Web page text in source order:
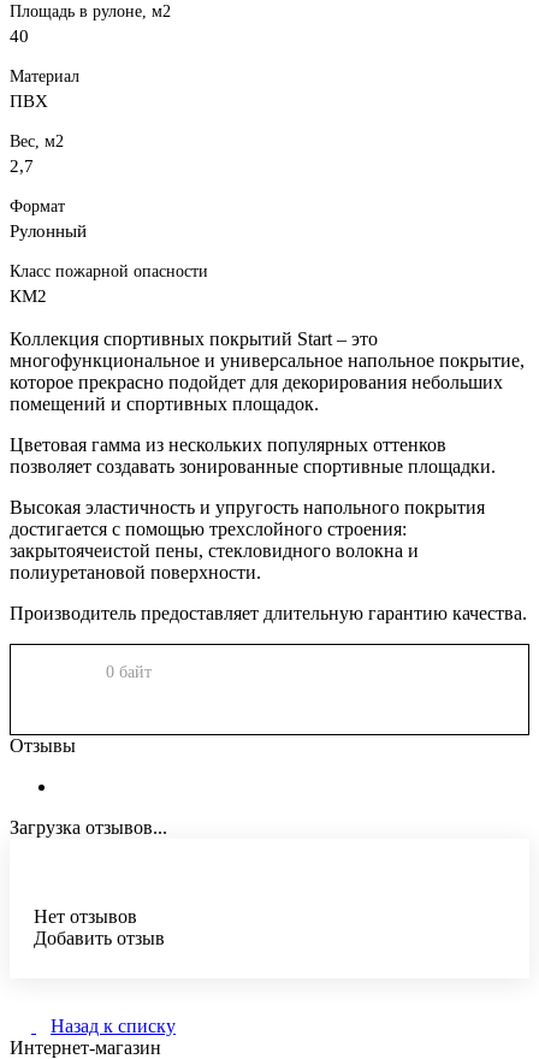
Площадь в рулоне, м2
40
Материал
ПВХ
Вес, м2
2,7
Формат
Рулонный
Класс пожарной опасности
КМ2
Коллекция спортивных покрытий Start – это
многофункциональное и универсальное напольное покрытие,
которое прекрасно подойдет для декорирования небольших
помещений и спортивных площадок.
Цветовая гамма из нескольких популярных оттенков
позволяет создавать зонированные спортивные площадки.
Высокая эластичность и упругость напольного покрытия
достигается с помощью трехслойного строения:
закрытоячеистой пены, стекловидного волокна и
полиуретановой поверхности.
Производитель предоставляет длительную гарантию качества.
0 байт
Отзывы
Загрузка отзывов...
Нет отзывов
Добавить отзыв
Назад к списку
Интернет-магазин